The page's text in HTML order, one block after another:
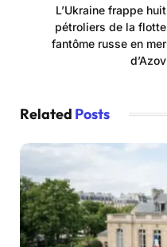
L’Ukraine frappe huit
pétroliers de la flotte
fantôme russe en mer
d’Azov
Related Posts